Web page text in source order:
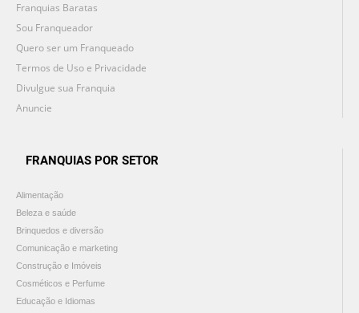
Franquias Baratas
Sou Franqueador
Quero ser um Franqueado
Termos de Uso e Privacidade
Divulgue sua Franquia
Anuncie
FRANQUIAS POR SETOR
Alimentação
Beleza e saúde
Brinquedos e diversão
Comunicação e marketing
Construção e Imóveis
Cosméticos e Perfume
Educação e Idiomas